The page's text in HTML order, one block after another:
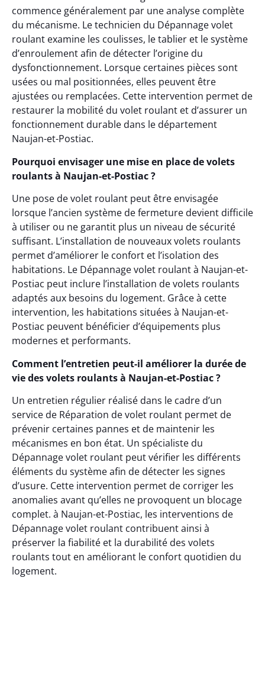
commence généralement par une analyse complète
du mécanisme. Le technicien du Dépannage volet
roulant examine les coulisses, le tablier et le système
d’enroulement afin de détecter l’origine du
dysfonctionnement. Lorsque certaines pièces sont
usées ou mal positionnées, elles peuvent être
ajustées ou remplacées. Cette intervention permet de
restaurer la mobilité du volet roulant et d’assurer un
fonctionnement durable dans le département
Naujan-et-Postiac.
Pourquoi envisager une mise en place de volets
roulants à Naujan-et-Postiac ?
Une pose de volet roulant peut être envisagée
lorsque l’ancien système de fermeture devient difficile
à utiliser ou ne garantit plus un niveau de sécurité
suffisant. L’installation de nouveaux volets roulants
permet d’améliorer le confort et l’isolation des
habitations. Le Dépannage volet roulant à Naujan-et-
Postiac peut inclure l’installation de volets roulants
adaptés aux besoins du logement. Grâce à cette
intervention, les habitations situées à Naujan-et-
Postiac peuvent bénéficier d’équipements plus
modernes et performants.
Comment l’entretien peut-il améliorer la durée de
vie des volets roulants à Naujan-et-Postiac ?
Un entretien régulier réalisé dans le cadre d’un
service de Réparation de volet roulant permet de
prévenir certaines pannes et de maintenir les
mécanismes en bon état. Un spécialiste du
Dépannage volet roulant peut vérifier les différents
éléments du système afin de détecter les signes
d’usure. Cette intervention permet de corriger les
anomalies avant qu’elles ne provoquent un blocage
complet. à Naujan-et-Postiac, les interventions de
Dépannage volet roulant contribuent ainsi à
préserver la fiabilité et la durabilité des volets
roulants tout en améliorant le confort quotidien du
logement.